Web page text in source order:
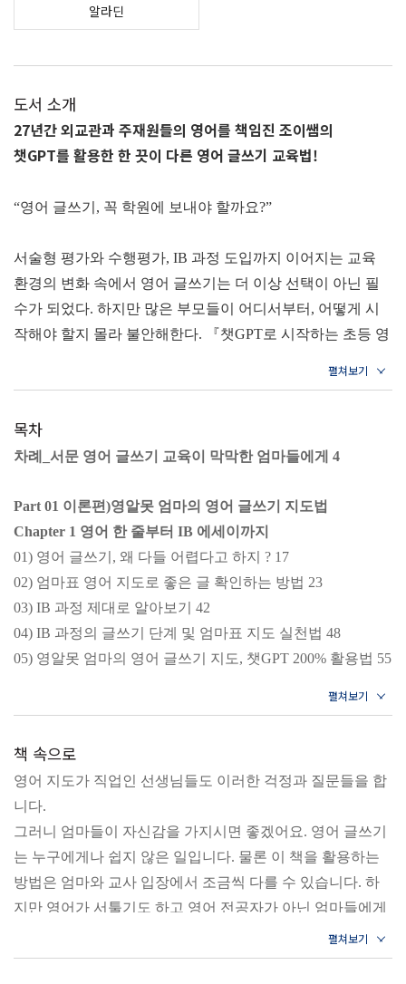
알라딘
도서 소개
27년간 외교관과 주재원들의 영어를 책임진 조이쌤의
챗GPT를 활용한 한 끗이 다른 영어 글쓰기 교육법!
“영어 글쓰기, 꼭 학원에 보내야 할까요?”
서술형 평가와 수행평가, IB 과정 도입까지 이어지는 교육
환경의 변화 속에서 영어 글쓰기는 더 이상 선택이 아닌 필
수가 되었다. 하지만 많은 부모들이 어디서부터, 어떻게 시
작해야 할지 몰라 불안해한다. 『챗GPT로 시작하는 초등 영
‘특별한 영역’이 아닌 ‘집에서도 가능한 학습’으로 소개한다.
을 잘 쓰는 기술보다 먼저, 아이의 생각을 어떻게 끌어내고
정리할 것인가에 집중한다. 브레인스토밍을 통해 글감을 찾
고, 질문을 통해 생각을 확장하며, 중심 문장과 구조를 통해
글로 완성해 나가는 과정을 단계적으로 안내한다. 영어 한
줄 쓰기부터 영어 일기, 자유 글쓰기, 수행평가와 IB 에세이
구조 까지 자연스럽게 확장되는 로드맵을 제시하며, 챗GPT
를 단순한 답안 생성기가 아닌 아이의 사고를 돕는 보조 교
사로 활용하는 구체적인 방법을 담았다. 27년간 영어 교육
현장에서 쌓은 저자의 경험을 바탕으로, 이 책은 엄마를 ‘가
도 충분히 실천 가능한 엄마표 영어 글쓰기의 현실적인 방법
을 알려줄 것이다.
· 이런 엄마들에게 추천합니다!
1. 초등 자녀의 영어 글쓰기를 집에서 지도하고 싶지만, 방법
을 몰라 고민하는 부모들
2. 영어 회화나 독해는 어느 정도 되지만 글쓰기에 어려움을
목차
차례_서문 영어 글쓰기 교육이 막막한 엄마들에게 4
Part 01 이론편)영알못 엄마의 영어 글쓰기 지도법
Chapter 1 영어 한 줄부터 IB 에세이까지
01) 영어 글쓰기, 왜 다들 어렵다고 하지 ? 17
02) 엄마표 영어 지도로 좋은 글 확인하는 방법 23
03) IB 과정 제대로 알아보기 42
04) IB 과정의 글쓰기 단계 및 엄마표 지도 실천법 48
05) 영알못 엄마의 영어 글쓰기 지도, 챗GPT 200% 활용법 55
Chapter 2 영어 글쓰기 시작하기 전 무조건 점검!
01) 영어 글쓰기, 다르게 질문해야 다르게 대답합니다 83
02) 브레인스토밍하는 방법 87
03) 우리 아이 영어 글쓰기 수준별 활동 95
04) 중심어 찾기, 제목 만들기 108
05) 모국어 학습이 영어 글쓰기에 미치는 영향 118
- 27년 차 조이쌤의 꿀팁 영어 글쓰기 실력 향상을 돕는 책 추
책 속으로
영어 지도가 직업인 선생님들도 이러한 걱정과 질문들을 합
니다.
그러니 엄마들이 자신감을 가지시면 좋겠어요. 영어 글쓰기
는 누구에게나 쉽지 않은 일입니다. 물론 이 책을 활용하는
방법은 엄마와 교사 입장에서 조금씩 다를 수 있습니다. 하
지만 영어가 서툴기도 하고 영어 전공자가 아닌 엄마들에게
는 이 책의 근본적인 방법들이 효과가 있을 겁니다. ‘영어 글
쓰기는 단순히 문장만 나열하는 것이 아니’기때문이죠.